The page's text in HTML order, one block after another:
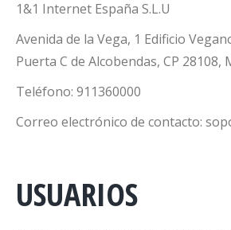
1&1 Internet España S.L.U
Avenida de la Vega, 1 Edificio
Puerta C de Alcobendas, CP 28108,
Teléfono: 911360000
Correo electrónico de contacto:
USUARIOS